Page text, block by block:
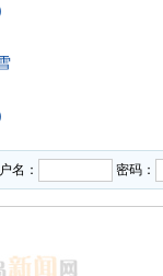
名： 密码：